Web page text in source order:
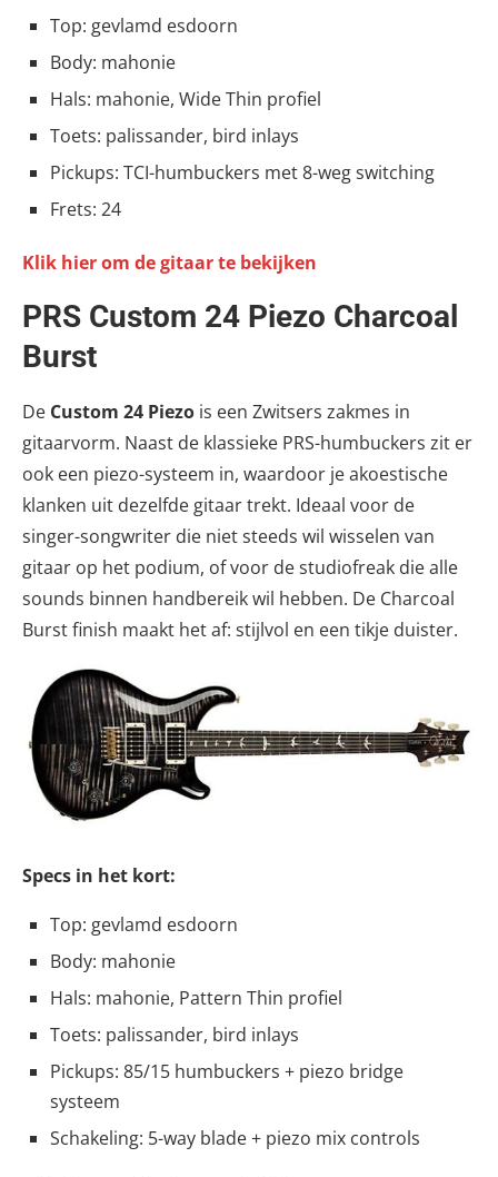
Top: gevlamd esdoorn
Body: mahonie
Hals: mahonie, Wide Thin profiel
Toets: palissander, bird inlays
Pickups: TCI-humbuckers met 8-weg switching
Frets: 24
Klik hier om de gitaar te bekijken
PRS Custom 24 Piezo Charcoal
Burst
De Custom 24 Piezo is een Zwitsers zakmes in
gitaarvorm. Naast de klassieke PRS-humbuckers zit er
ook een piezo-systeem in, waardoor je akoestische
klanken uit dezelfde gitaar trekt. Ideaal voor de
singer-songwriter die niet steeds wil wisselen van
gitaar op het podium, of voor de studiofreak die alle
sounds binnen handbereik wil hebben. De Charcoal
Burst finish maakt het af: stijlvol en een tikje duister.
Specs in het kort:
Top: gevlamd esdoorn
Body: mahonie
Hals: mahonie, Pattern Thin profiel
Toets: palissander, bird inlays
Pickups: 85/15 humbuckers + piezo bridge
systeem
Schakeling: 5-way blade + piezo mix controls